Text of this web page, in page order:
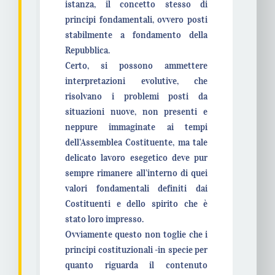
istanza, il concetto stesso di
principi fondamentali, ovvero posti
stabilmente a fondamento della
Repubblica.
Certo, si possono ammettere
interpretazioni evolutive, che
risolvano i problemi posti da
situazioni nuove, non presenti e
neppure immaginate ai tempi
dell’Assemblea Costituente, ma tale
delicato lavoro esegetico deve pur
sempre rimanere all’interno di quei
valori fondamentali definiti dai
Costituenti e dello spirito che è
stato loro impresso.
Ovviamente questo non toglie che i
principi costituzionali -in specie per
quanto riguarda il contenuto